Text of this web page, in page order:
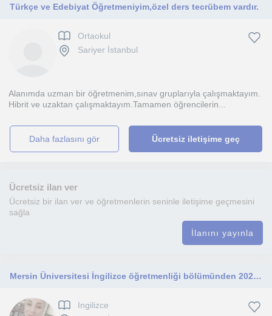
Türkçe ve Edebiyat Öğretmeniyim,özel ders tecrübem vardır.
Ortaokul
Sariyer İstanbul
Alanımda uzman bir öğretmenim,sınav gruplarıyla çalışmaktayım.
Hibrit ve uzaktan çalışmaktayım.Tamamen öğrencilerin...
daha fazlasını gör Ücretsiz iletişime geç
Ücretsiz ilan ver
Ücretsiz bir ilan ver ve öğretmenlerin seninle iletişime geçmesini
sağla
İlanını yayınla
Mersin Üniversitesi İngilizce öğretmenliği bölümünden 2025 yaz döneminde mezun oldum. Özel ders veriyorum.
Ingilizce